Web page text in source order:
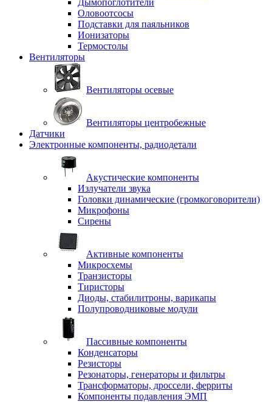
Дымопоглотители
Оловоотсосы
Подставки для паяльников
Ионизаторы
Термостолы
Вентиляторы
Вентиляторы осевые
Вентиляторы центробежные
Датчики
Электронные компоненты, радиодетали
Акустические компоненты
Излучатели звука
Головки динамические (громкоговорители)
Микрофоны
Сирены
Активные компоненты
Микросхемы
Транзисторы
Тиристоры
Диоды, стабилитроны, варикапы
Полупроводниковые модули
Пассивные компоненты
Конденсаторы
Резисторы
Резонаторы, генераторы и фильтры
Трансформаторы, дроссели, ферриты
Компоненты подавления ЭМП